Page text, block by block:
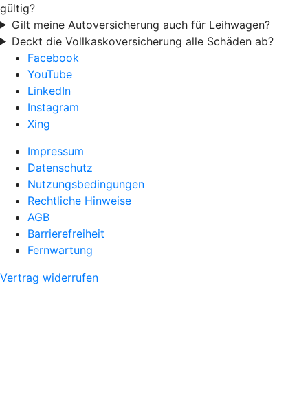
gültig?
Gilt meine Autoversicherung auch für Leihwagen?
Deckt die Vollkaskoversicherung alle Schäden ab?
Facebook
YouTube
LinkedIn
Instagram
Xing
Impressum
Datenschutz
Nutzungsbedingungen
Rechtliche Hinweise
AGB
Barrierefreiheit
Fernwartung
Vertrag widerrufen